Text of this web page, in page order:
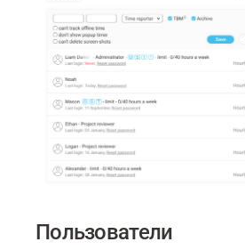
Пользователи